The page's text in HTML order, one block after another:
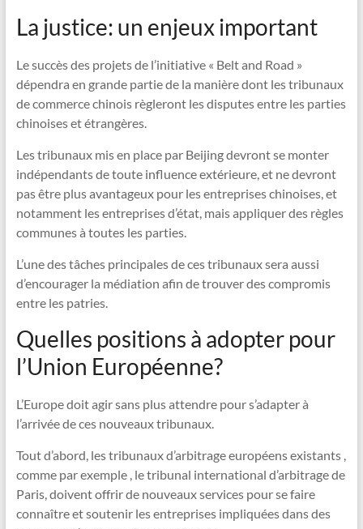
La justice: un enjeux important
Le succès des projets de l’initiative « Belt and Road »
dépendra en grande partie de la manière dont les tribunaux
de commerce chinois règleront les disputes entre les parties
chinoises et étrangères.
Les tribunaux mis en place par Beijing devront se monter
indépendants de toute influence extérieure, et ne devront
pas être plus avantageux pour les entreprises chinoises, et
notamment les entreprises d’état, mais appliquer des règles
communes à toutes les parties.
L’une des tâches principales de ces tribunaux sera aussi
d’encourager la médiation afin de trouver des compromis
entre les patries.
Quelles positions à adopter pour
l’Union Européenne?
L’Europe doit agir sans plus attendre pour s’adapter à
l’arrivée de ces nouveaux tribunaux.
Tout d’abord, les tribunaux d’arbitrage européens existants ,
comme par exemple , le tribunal international d’arbitrage de
Paris, doivent offrir de nouveaux services pour se faire
connaître et soutenir les entreprises impliquées dans des